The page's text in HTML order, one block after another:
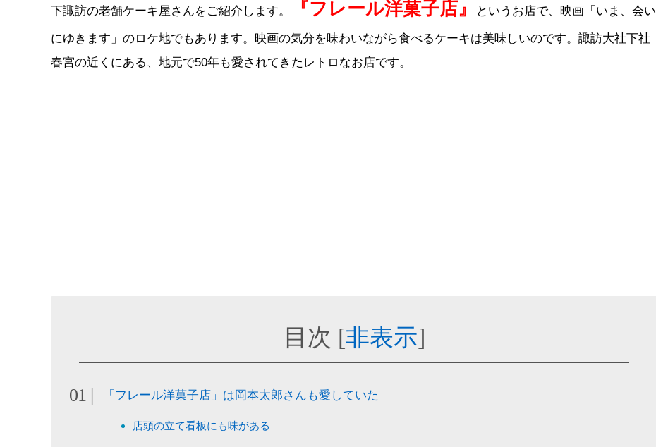
下諏訪の老舗ケーキ屋さんをご紹介します。 『フレール洋菓子店』 というお店で、映画「いま、会い
にゆきます」のロケ地でもあります。映画の気分を味わいながら食べるケーキは美味しいのです。諏訪大社下社
春宮の近くにある、地元で50年も愛されてきたレトロなお店です。
目次 [非表示]
「フレール洋菓子店」は岡本太郎さんも愛していた
店頭の立て看板にも味がある